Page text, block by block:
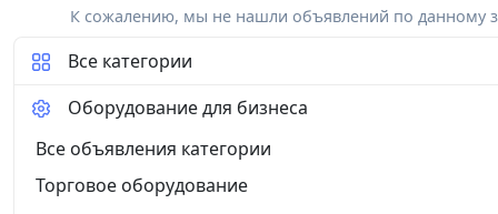
К сожалению, мы не нашли объявлений по данному
Все категории
Оборудование для бизнеса
Все объявления категории
Торговое оборудование